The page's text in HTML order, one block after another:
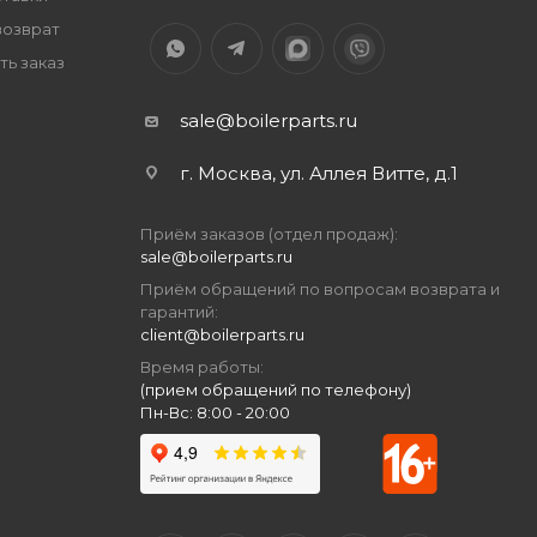
заказ
sale@boilerparts.ru
г. Москва, ул. Аллея Витте, д.1
Приём заказов (отдел продаж):
sale@boilerparts.ru
Приём обращений по вопросам возврата и
гарантий:
client@boilerparts.ru
Время работы:
(прием обращений по телефону)
Пн-Вс: 8:00 - 20:00